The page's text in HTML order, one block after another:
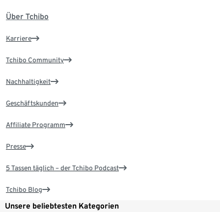
Über Tchibo
Karriere
Tchibo Community
Nachhaltigkeit
Geschäftskunden
Affiliate Programm
Presse
5 Tassen täglich – der Tchibo Podcast
Tchibo Blog
Unsere beliebtesten Kategorien